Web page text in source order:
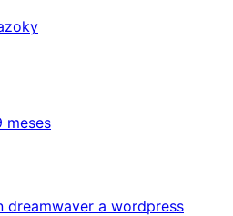
meses
dreamwaver a wordpress